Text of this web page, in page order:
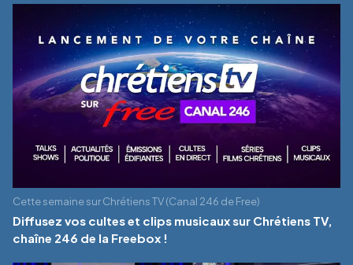
Cette semaine sur Chrétiens TV (Canal 246 de Free)
Diffusez vos cultes et clips musicaux sur Chrétiens TV,
chaîne 246 de la Freebox !